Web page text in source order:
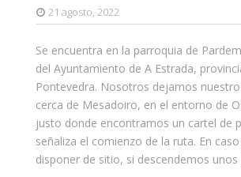
21 agosto, 2022
Se encuentra en la parroquia de
del Ayuntamiento de A Estrada,
Pontevedra. Nosotros dejamos
cerca de Mesadoiro, en el entorno de
justo donde encontramos un cartel de
señaliza el comienzo de la ruta. En
disponer de sitio, si descendemos